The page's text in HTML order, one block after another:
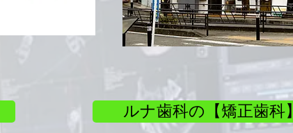
ルナ歯科の【矯正歯科】